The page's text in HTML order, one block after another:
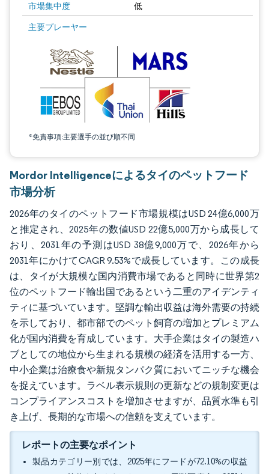
市場集中度 低
主要プレーヤー
*免責事項:主要選手の並び順不同
画像 © Mordor Intelligence。再利用にはCC BY 4.0の表示が必要です。
Mordor Intelligenceによるタイのペットフード
市場分析
2026年のタイのペットフード市場規模はUSD 24億6,000万
と推定され、2025年の数値USD 22億5,000万から成長して
おり、2031年の予測はUSD 38億9,000万で、2026年から
2031年にかけてCAGR 9.53%で成長しています。この成長
は、タイが大規模な国内消費市場であると同時に世界第2
位のペットフード輸出国であるという二重のアイデンティ
ティに基づいています。堅調な輸出収益は海外需要の持続
を示しており、都市部でのペット飼育の増加とプレミアム
化が国内消費を育成しています。大手企業はタイの製造ハ
ブとしての地位から生まれる規模の経済を活用する一方、
中小企業は治療食や新規タンパク質においてニッチな機会
を捉えています。ラベル表示規則の更新などの規制変更は
コンプライアンスコストを増加させますが、品質水準も引
き上げ、長期的な市場への信頼を支えています。
レポートの主要なポイント
製品カテゴリー別では、2025年にフードが72.10%の収益